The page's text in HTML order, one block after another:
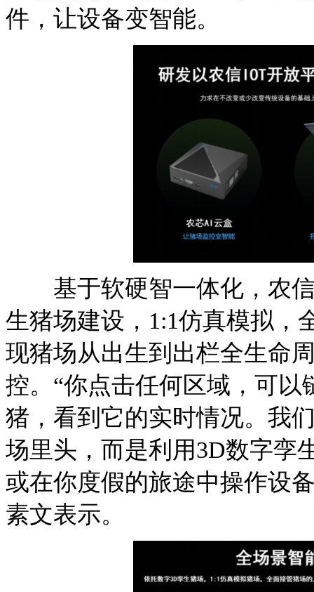
件，让设备变智能。
基于软硬智一体化，农信
生猪场建设，1:1仿真模拟，
现猪场从出生到出栏全生命
控。“你点击任何区域，可
猪，看到它的实时情况。我
场里头，而是利用3D数字孪
或在你度假的旅途中操作设
素文表示。